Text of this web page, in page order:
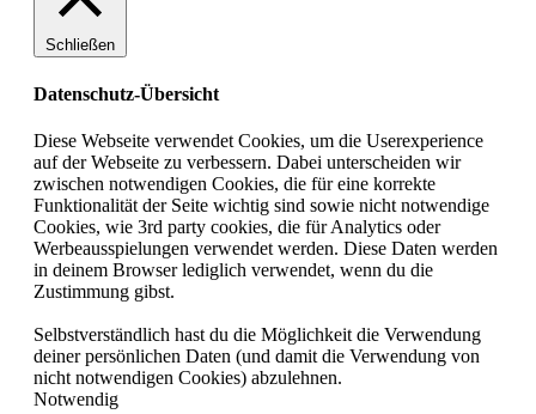
Schließen
Datenschutz-Übersicht
Diese Webseite verwendet Cookies, um die Userexperience
auf der Webseite zu verbessern. Dabei unterscheiden wir
zwischen notwendigen Cookies, die für eine korrekte
Funktionalität der Seite wichtig sind sowie nicht notwendige
Cookies, wie 3rd party cookies, die für Analytics oder
Werbeausspielungen verwendet werden. Diese Daten werden
in deinem Browser lediglich verwendet, wenn du die
Zustimmung gibst.
Selbstverständlich hast du die Möglichkeit die Verwendung
deiner persönlichen Daten (und damit die Verwendung von
nicht notwendigen Cookies) abzulehnen.
Notwendig